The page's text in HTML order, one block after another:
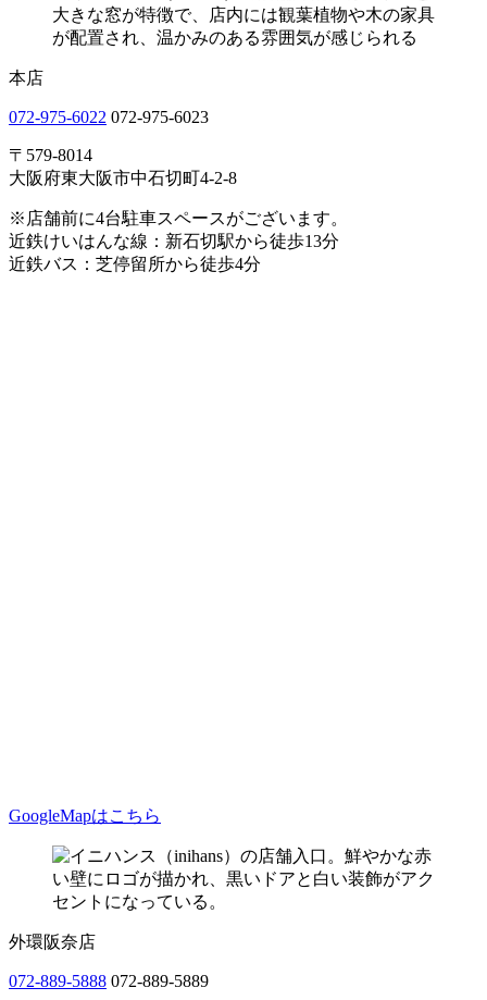
本店
072-975-6022 072-975-6023
〒579-8014
大阪府東大阪市中石切町4-2-8
※店舗前に4台駐車スペースがございます。
近鉄けいはんな線：新石切駅から徒歩13分
近鉄バス：芝停留所から徒歩4分
GoogleMapはこちら
外環阪奈店
072-889-5888 072-889-5889